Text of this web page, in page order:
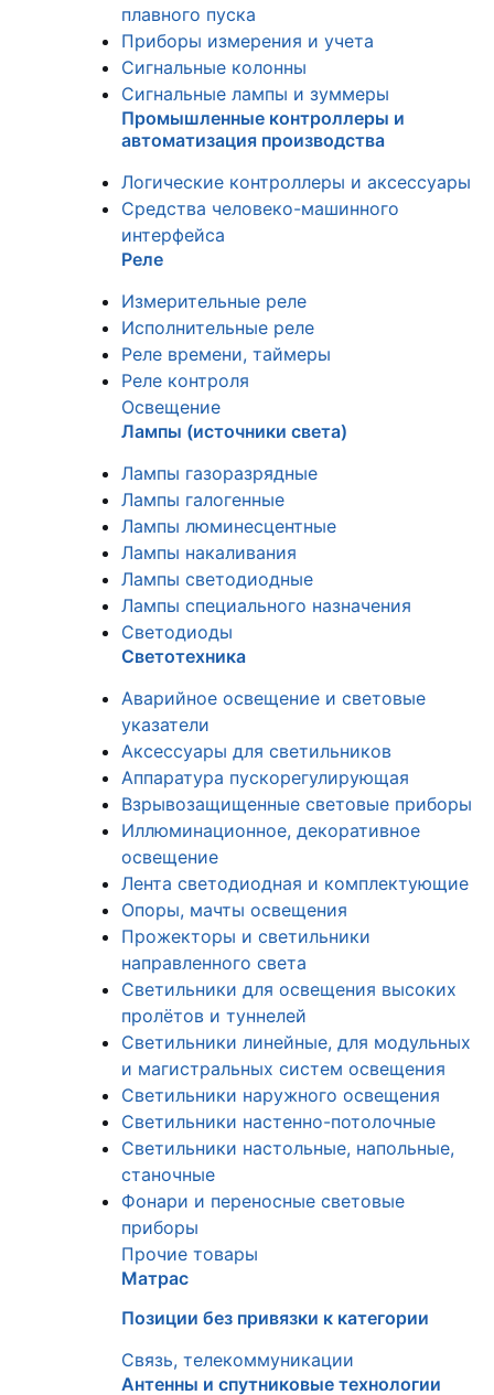
плавного пуска
Приборы измерения и учета
Сигнальные колонны
Сигнальные лампы и зуммеры
Промышленные контроллеры и
автоматизация производства
Логические контроллеры и аксессуары
Средства человеко-машинного
интерфейса
Реле
Измерительные реле
Исполнительные реле
Реле времени, таймеры
Реле контроля
Освещение
Лампы (источники света)
Лампы газоразрядные
Лампы галогенные
Лампы люминесцентные
Лампы накаливания
Лампы светодиодные
Лампы специального назначения
Светодиоды
Светотехника
Аварийное освещение и световые
указатели
Аксессуары для светильников
Аппаратура пускорегулирующая
Взрывозащищенные световые приборы
Иллюминационное, декоративное
освещение
Лента светодиодная и комплектующие
Опоры, мачты освещения
Прожекторы и светильники
направленного света
Светильники для освещения высоких
пролётов и туннелей
Светильники линейные, для модульных
и магистральных систем освещения
Светильники наружного освещения
Светильники настенно-потолочные
Светильники настольные, напольные,
станочные
Фонари и переносные световые
приборы
Прочие товары
Матрас
Позиции без привязки к категории
Связь, телекоммуникации
Антенны и спутниковые технологии